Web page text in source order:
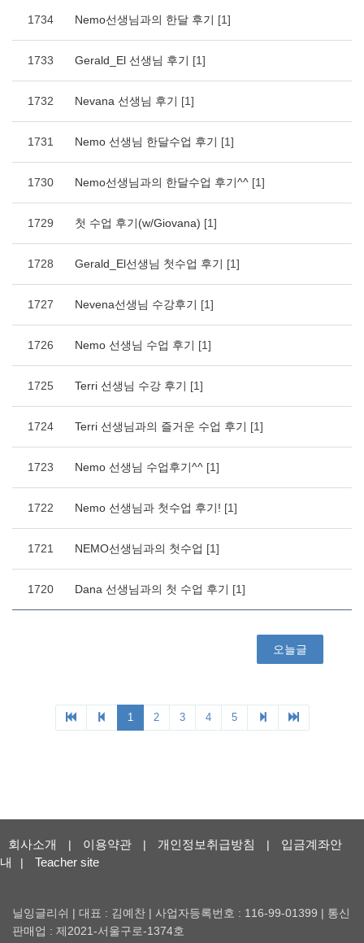
회사소개 | 이용약관 | 개인정보취급방침 |
입금계좌안
내
| Teacher site
닐잉글리쉬 | 대표 : 김예찬 | 사업자등록번호 : 116-99-01399 | 통신
판매업 : 제2021-서울구로-1374호